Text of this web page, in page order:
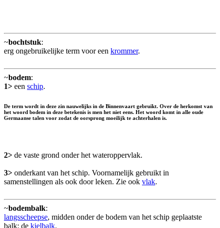
~bochtstuk:
erg ongebruikelijke term voor een krommer.
~bodem:
1> een schip.
De term wordt in deze zin nauwelijks in de Binnenvaart gebruikt. Over de herkomst van
het woord bodem in deze betekenis is men het niet eens. Het woord komt in alle oude
Germaanse talen voor zodat de oorsprong moeilijk te achterhalen is.
2> de vaste grond onder het wateroppervlak.
3> onderkant van het schip. Voornamelijk gebruikt in
samenstellingen als ook door leken. Zie ook vlak.
~bodembalk:
langsscheepse, midden onder de bodem van het schip geplaatste
balk; de kielbalk.